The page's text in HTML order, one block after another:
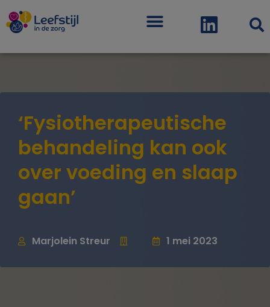
Menu
‘Fysiotherapeutische
behandeling kan ook
over voeding en slaap
gaan’
Marjolein Streur 1 mei 2023